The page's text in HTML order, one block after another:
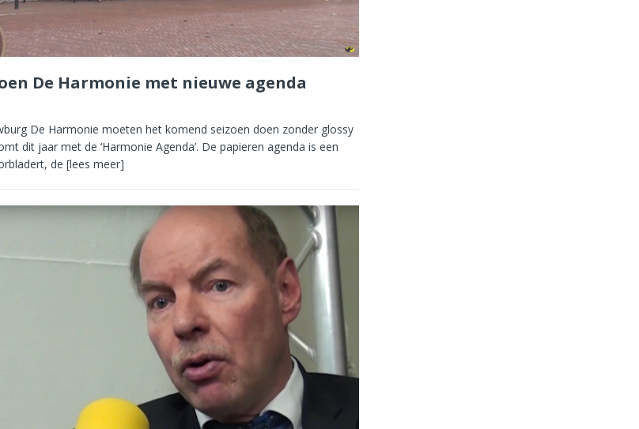
De Harmonie met nieuwe agenda
De Harmonie moeten het komend seizoen doen zonder glossy
dit jaar met de ‘Harmonie Agenda’. De papieren agenda is een
de [lees meer]